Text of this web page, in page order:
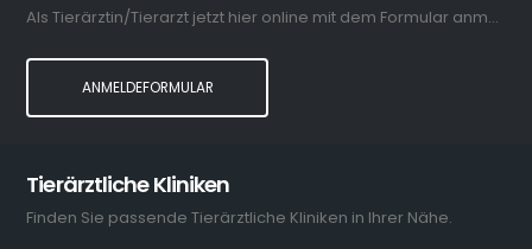
Als Tierärztin/Tierarzt jetzt hier online mit dem Formular anmelden.
ANMELDEFORMULAR
Tierärztliche Kliniken
Finden Sie passende Tierärztliche Kliniken in Ihrer Nähe.